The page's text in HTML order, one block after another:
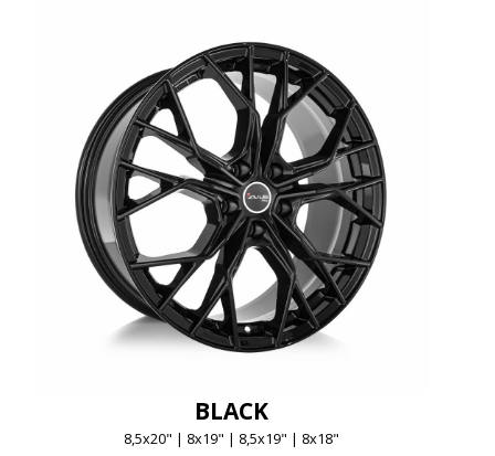
BLACK
8,5x20" | 8x19" | 8,5x19" | 8x18"